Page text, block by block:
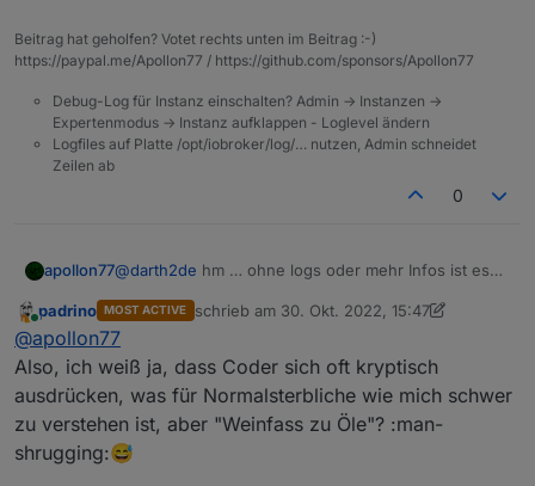
Beitrag hat geholfen? Votet rechts unten im Beitrag :-)
https://paypal.me/Apollon77 / https://github.com/sponsors/Apollon77
Debug-Log für Instanz einschalten? Admin -> Instanzen ->
Expertenmodus -> Instanz aufklappen - Loglevel ändern
Logfiles auf Platte /opt/iobroker/log/… nutzen, Admin schneidet
Zeilen ab
0
apollon77@darth2de hm … ohne logs oder mehr Infos ist es
das es tut jetzt.
Online
padrino MOST ACTIVE schrieb am 30. Okt. 2022, 15:47
zuletzt editiert von padrino
@apollon77
Also, ich weiß ja, dass Coder sich oft kryptisch
ausdrücken, was für Normalsterbliche wie mich schwer
zu verstehen ist, aber "Weinfass zu Öle"? :man-
shrugging:😅